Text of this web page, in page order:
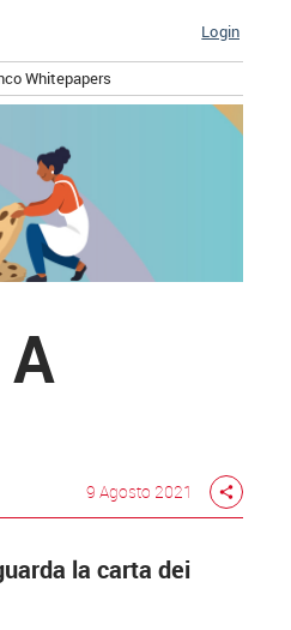
Login
Whitepapers
9 Agosto 2021 share
la carta dei